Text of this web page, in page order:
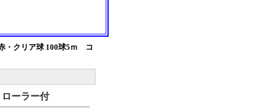
・クリア球 100球5ｍ コ
ーラー付